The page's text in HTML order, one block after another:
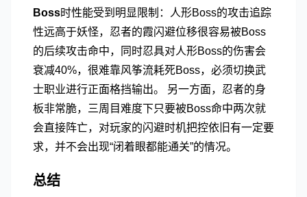
Boss时性能受到明显限制：人形Boss的攻击追踪
性远高于妖怪，忍者的霞闪避位移很容易被Boss
的后续攻击命中，同时忍具对人形Boss的伤害会
衰减40%，很难靠风筝流耗死Boss，必须切换武
士职业进行正面格挡输出。 另一方面，忍者的身
板非常脆，三周目难度下只要被Boss命中两次就
会直接阵亡，对玩家的闪避时机把控依旧有一定要
求，并不会出现“闭着眼都能通关”的情况。
总结